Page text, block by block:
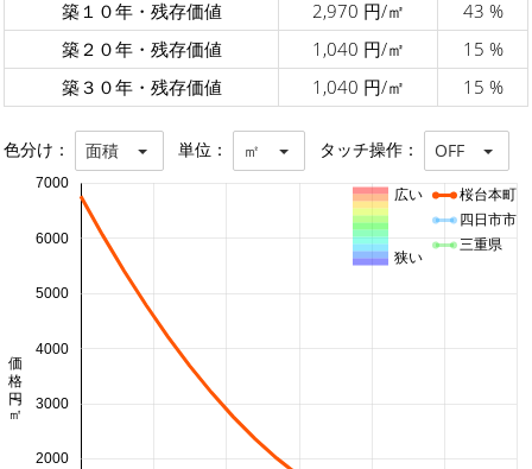
築１０年・残存価値
2,970 円/㎡
43 %
築２０年・残存価値
1,040 円/㎡
15 %
築３０年・残存価値
1,040 円/㎡ 15 %
色分け： 面積 単位： ㎡ タッチ操作： OFF
2000
3000
4000
5000
6000
7000
価格 円/㎡
桜台本町
四日市市
三重県
広い
狭い